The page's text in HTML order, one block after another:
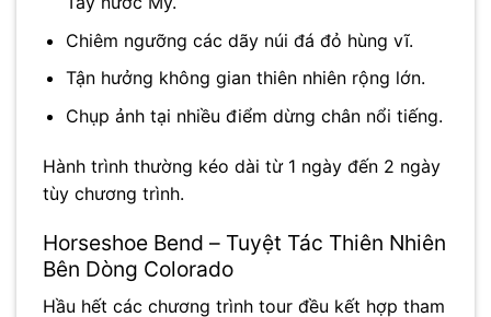
Chiêm ngưỡng các dãy núi đá đỏ hùng vĩ.
Tận hưởng không gian thiên nhiên rộng lớn.
Chụp ảnh tại nhiều điểm dừng chân nổi tiếng.
Hành trình thường kéo dài từ 1 ngày đến 2 ngày
tùy chương trình.
Horseshoe Bend – Tuyệt Tác Thiên Nhiên
Bên Dòng Colorado
Hầu hết các chương trình tour đều kết hợp tham